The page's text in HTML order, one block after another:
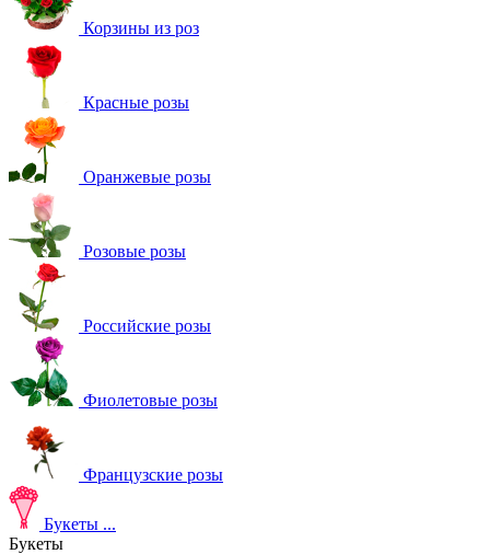
Корзины из роз
Красные розы
Оранжевые розы
Розовые розы
Российские розы
Фиолетовые розы
Французские розы
Букеты ...
Букеты